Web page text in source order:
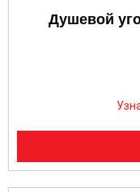
Душевой